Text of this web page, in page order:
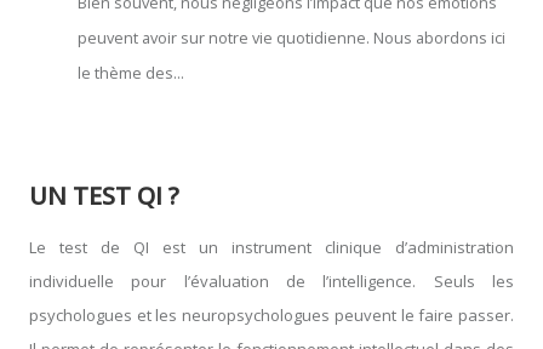
UN TEST QI ?
Le test de QI est un instrument clinique d’administration
individuelle pour l’évaluation de l’intelligence. Seuls les
psychologues et les neuropsychologues peuvent le faire passer.
peuvent avoir sur notre vie quotidienne. Nous abordons ici
le thème des...